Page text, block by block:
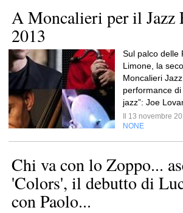
A Moncalieri per il Jazz
2013
Sul palco delle
Limone, la
Moncalieri
performance
jazz”: Joe
Il 13 novembre
NONE
Chi va con lo Zoppo...
'Colors', il debutto di
con Paolo...